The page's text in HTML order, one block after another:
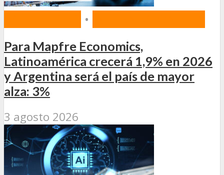
•
Para Mapfre Economics,
Latinoamérica crecerá 1,9% en 2026
y Argentina será el país de mayor
alza: 3%
3 agosto 2026